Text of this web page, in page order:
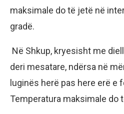
maksimale do të jetë në
gradë.
Në Shkup, kryesisht me
deri mesatare, ndërsa në
luginës herë pas here erë e
Temperatura maksimale do